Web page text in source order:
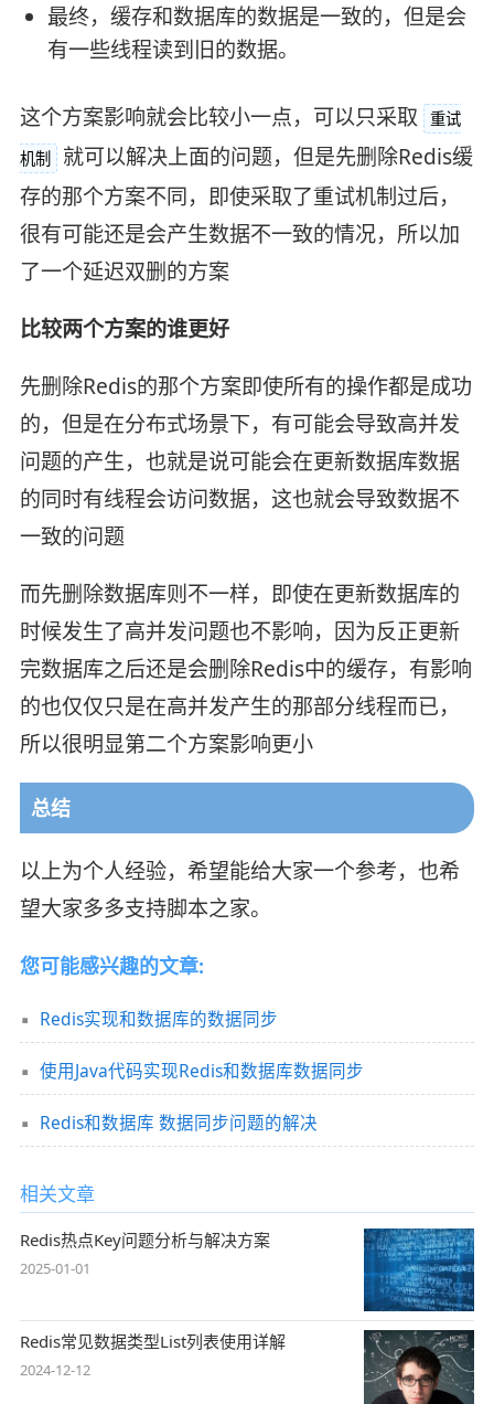
最终，缓存和数据库的数据是一致的，但是会
有一些线程读到旧的数据。
这个方案影响就会比较小一点，可以只采取
重试
机制
就可以解决上面的问题，但是先删除Redis缓
存的那个方案不同，即使采取了重试机制过后，
很有可能还是会产生数据不一致的情况，所以加
了一个延迟双删的方案
比较两个方案的谁更好
先删除Redis的那个方案即使所有的操作都是成功
的，但是在分布式场景下，有可能会导致高并发
问题的产生，也就是说可能会在更新数据库数据
的同时有线程会访问数据，这也就会导致数据不
一致的问题
而先删除数据库则不一样，即使在更新数据库的
时候发生了高并发问题也不影响，因为反正更新
完数据库之后还是会删除Redis中的缓存，有影响
的也仅仅只是在高并发产生的那部分线程而已，
所以很明显第二个方案影响更小
总结
以上为个人经验，希望能给大家一个参考，也希
望大家多多支持脚本之家。
您可能感兴趣的文章:
Redis实现和数据库的数据同步
使用Java代码实现Redis和数据库数据同步
Redis和数据库 数据同步问题的解决
相关文章
Redis热点Key问题分析与解决方案
2025-01-01
Redis常见数据类型List列表使用详解
2024-12-12